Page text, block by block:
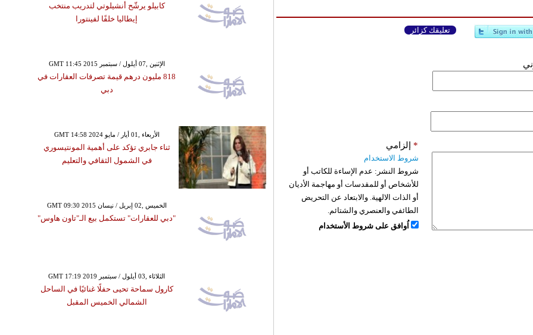
تعليقك كزائر
إلزامي *
شروط الاستخدام
شروط النشر: عدم الإساءة للكاتب أو
للأشخاص أو للمقدسات أو مهاجمة الأديان
أو الذات الالهية. والابتعاد عن التحريض
الطائفي والعنصري والشتائم.
اُوافق على شروط الأستخدام
كابيلو يرشّح أنشيلوتي لتدريب منتخب
إيطاليا خلفًا لفينتورا
GMT 11:45 2015 الإثنين ,07 أيلول / سبتمبر
818 مليون درهم قيمة تصرفات العقارات في
دبي
GMT 14:58 2024 الأربعاء ,01 أيار / مايو
ثناء جابري تؤكد على أهمية المونتيسوري
في الشمول الثقافي والتعليم
GMT 09:30 2015 الخميس ,02 إبريل / نيسان
"دبي للعقارات" تستكمل بيع الـ"تاون هاوس"
GMT 17:19 2019 الثلاثاء ,03 أيلول / سبتمبر
كارول سماحة تحيى حفلًا غنائيًا في الساحل
الشمالي الخميس المقبل